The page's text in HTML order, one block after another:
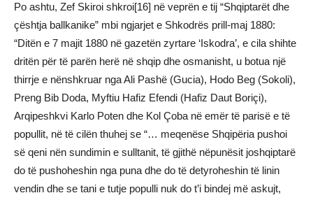
Po ashtu, Zef Skiroi shkroi[16] në veprën e tij “Shqiptarët dhe
çështja ballkanike” mbi ngjarjet e Shkodrës prill-maj 1880:
“Ditën e 7 majit 1880 në gazetën zyrtare ‘Iskodra’, e cila shihte
dritën për të parën herë në shqip dhe osmanisht, u botua një
thirrje e nënshkruar nga Ali Pashë (Gucia), Hodo Beg (Sokoli),
Preng Bib Doda, Myftiu Hafiz Efendi (Hafiz Daut Boriçi),
Arqipeshkvi Karlo Poten dhe Kol Çoba në emër të parisë e të
popullit, në të cilën thuhej se “… meqenëse Shqipëria pushoi
së qeni nën sundimin e sulltanit, të gjithë nëpunësit joshqiptarë
do të pushoheshin nga puna dhe do të detyroheshin të linin
vendin dhe se tani e tutje populli nuk do t’i bindej më askujt,